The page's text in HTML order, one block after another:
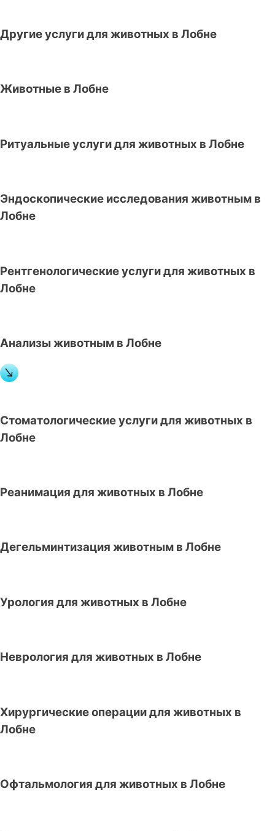
Другие услуги для животных в Лобне
Животные в Лобне
Ритуальные услуги для животных в Лобне
Эндоскопические исследования животным в
Лобне
Рентгенологические услуги для животных в
Лобне
Анализы животным в Лобне
Стоматологические услуги для животных в
Лобне
Реанимация для животных в Лобне
Дегельминтизация животным в Лобне
Урология для животных в Лобне
Неврология для животных в Лобне
Хирургические операции для животных в
Лобне
Офтальмология для животных в Лобне